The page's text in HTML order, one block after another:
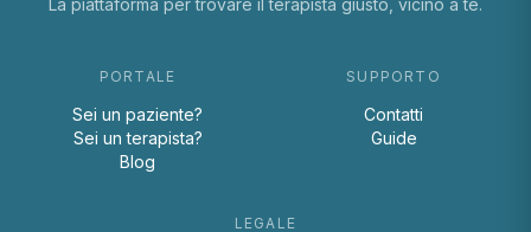
La piattaforma per trovare il terapista giusto, vicino a te.
PORTALE
Sei un paziente?
Sei un terapista?
Blog
SUPPORTO
Contatti
Guide
LEGALE